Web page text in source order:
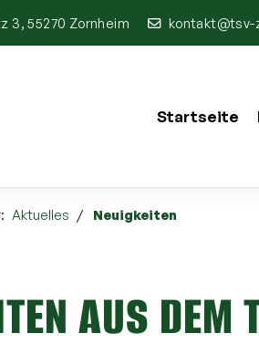
3, 55270 Zornheim
Startseite
Aktuelles Neuigkeiten
AUS DEM